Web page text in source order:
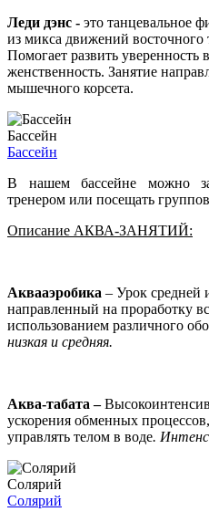
Леди дэнс - это танцевальное
из микса движений восточного
Помогает развить уверенность
женственность. Занятие
мышечного корсета.
Бассейн
Бассейн
В нашем бассейне можно
тренером или посещать
Описание АКВА-ЗАНЯТИЙ:
Аквааэробика – Урок средней
направленный на проработку
использованием различного
низкая и средняя.
Aква-табата –
ускорения обменных
управлять телом в воде.
Солярий
Солярий